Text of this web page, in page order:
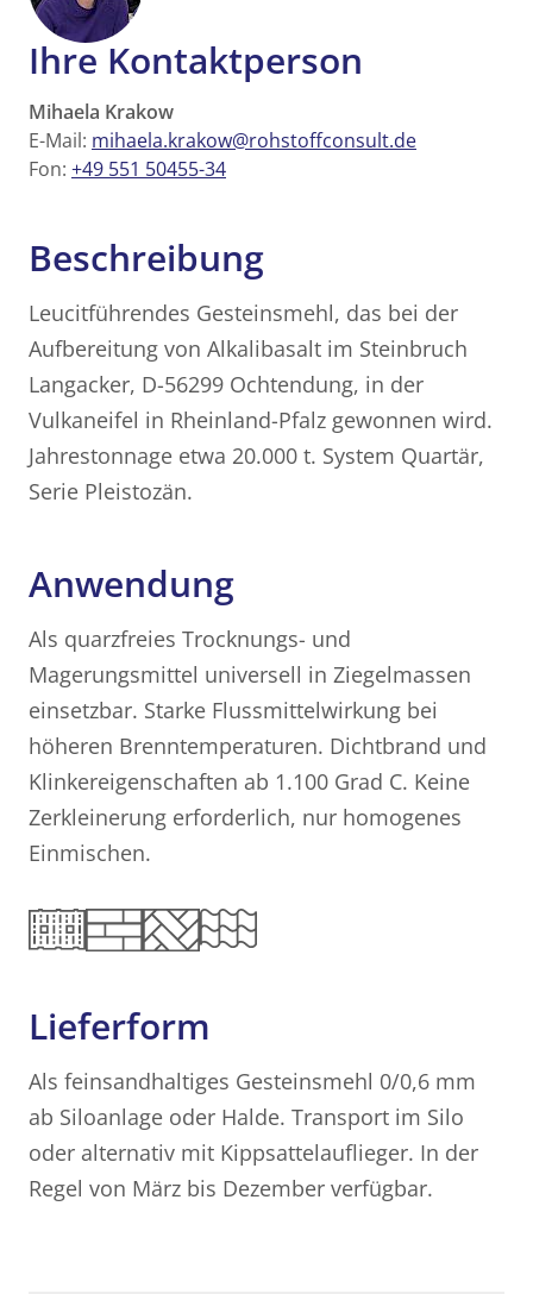
Ihre Kontaktperson
Mihaela Krakow
E-Mail: mihaela.krakow@rohstoffconsult.de
Fon: +49 551 50455-34
Beschreibung
Leucitführendes Gesteinsmehl, das bei der
Aufbereitung von Alkalibasalt im Steinbruch
Langacker, D-56299 Ochtendung, in der
Vulkaneifel in Rheinland-Pfalz gewonnen wird.
Jahrestonnage etwa 20.000 t. System Quartär,
Serie Pleistozän.
Anwendung
Als quarzfreies Trocknungs- und
Magerungsmittel universell in Ziegelmassen
einsetzbar. Starke Flussmittelwirkung bei
höheren Brenntemperaturen. Dichtbrand und
Klinkereigenschaften ab 1.100 Grad C. Keine
Zerkleinerung erforderlich, nur homogenes
Einmischen.
Lieferform
Als feinsandhaltiges Gesteinsmehl 0/0,6 mm
ab Siloanlage oder Halde. Transport im Silo
oder alternativ mit Kippsattelauflieger. In der
Regel von März bis Dezember verfügbar.